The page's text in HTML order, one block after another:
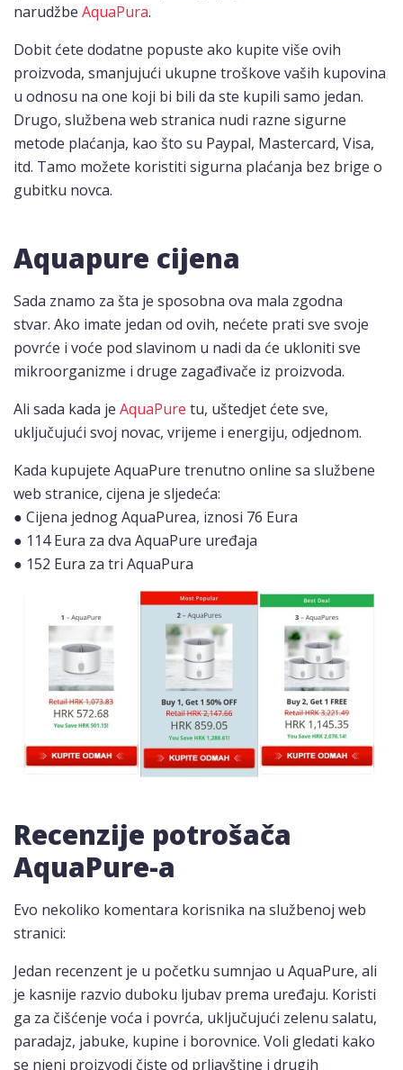
narudžbe AquaPura.
Dobit ćete dodatne popuste ako kupite više ovih
proizvoda, smanjujući ukupne troškove vaših kupovina
u odnosu na one koji bi bili da ste kupili samo jedan.
Drugo, službena web stranica nudi razne sigurne
metode plaćanja, kao što su Paypal, Mastercard, Visa,
itd. Tamo možete koristiti sigurna plaćanja bez brige o
gubitku novca.
Aquapure cijena
Sada znamo za šta je sposobna ova mala zgodna
stvar. Ako imate jedan od ovih, nećete prati sve svoje
povrće i voće pod slavinom u nadi da će ukloniti sve
mikroorganizme i druge zagađivače iz proizvoda.
Ali sada kada je AquaPure tu, uštedjet ćete sve,
uključujući svoj novac, vrijeme i energiju, odjednom.
Kada kupujete AquaPure trenutno online sa službene
web stranice, cijena je sljedeća:
● Cijena jednog AquaPurea, iznosi 76 Eura
● 114 Eura za dva AquaPure uređaja
● 152 Eura za tri AquaPura
Recenzije potrošača
AquaPure-a
Evo nekoliko komentara korisnika na službenoj web
stranici:
Jedan recenzent je u početku sumnjao u AquaPure, ali
je kasnije razvio duboku ljubav prema uređaju. Koristi
ga za čišćenje voća i povrća, uključujući zelenu salatu,
paradajz, jabuke, kupine i borovnice. Voli gledati kako
se njeni proizvodi čiste od prljavštine i drugih